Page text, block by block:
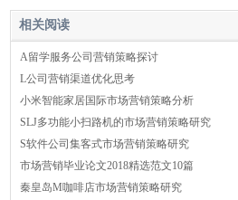
相关阅读
A留学服务公司营销策略探讨
L公司营销渠道优化思考
小米智能家居国际市场营销策略分析
SLJ多功能小扫路机的市场营销策略研究
S软件公司集客式市场营销策略研究
市场营销毕业论文2018精选范文10篇
秦皇岛M咖啡店市场营销策略研究